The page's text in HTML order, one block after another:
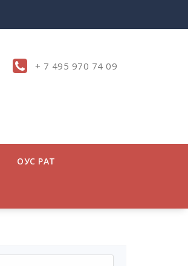
+ 7 495 970 74 09
ОУС РАТ